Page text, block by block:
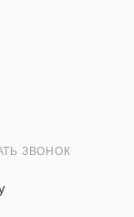
ЗВОНОК